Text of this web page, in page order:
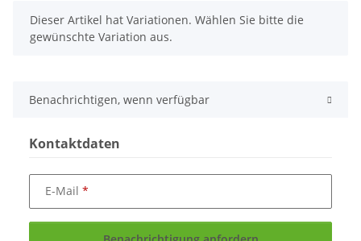
x
Dieser Artikel hat Variationen. Wählen Sie bitte die
gewünschte Variation aus.
Benachrichtigen, wenn verfügbar
Kontaktdaten
E-Mail